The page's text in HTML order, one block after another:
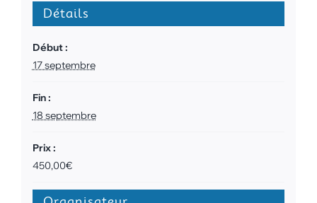
Détails
Début :
17 septembre
Fin :
18 septembre
Prix :
450,00€